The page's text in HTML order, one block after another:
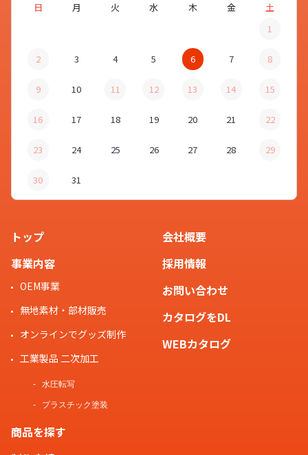
日 月 火 水 木 金
土
1
2 3 4 5 6 7 8
9 10 11 12 13 14 15
16 17 18 19 20 21 22
23 24 25 26 27 28 29
30 31
トップ
事業内容
OEM事業
無地素材・部材販売
オンラインでグッズ制作
工業製品 二次加工
水圧転写
プラスチック塗装
商品を探す
会社概要
採用情報
お問い合わせ
カタログをDL
WEBカタログ